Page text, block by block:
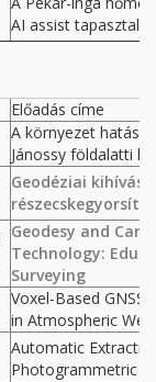
AI assist
Előadás címe
A környezet hatása
Jánossy földalatti
Geodéziai
Geodesy and
Technology:
Surveying
Voxel-Based
in Atmospheric
Automatic
Photogrammetric